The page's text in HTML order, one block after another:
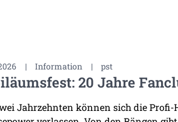
| Information | pst
20 Jahre
Jahrzehnten können sich die